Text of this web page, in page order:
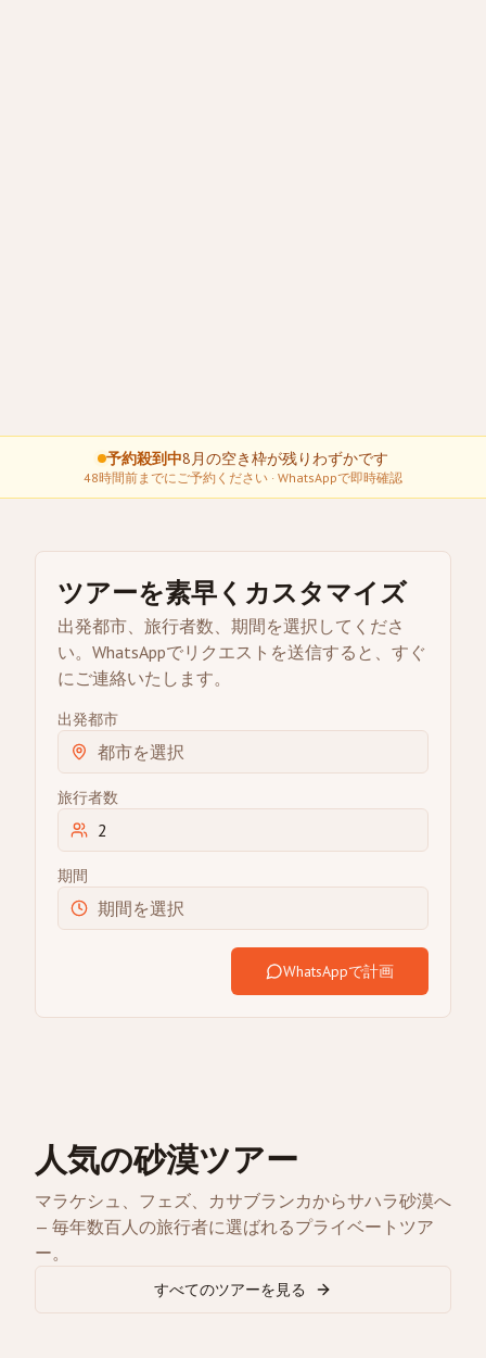
予約殺到中8月の空き枠が残りわずかです
48時間前までにご予約ください · WhatsAppで即時確認
ツアーを素早くカスタマイズ
出発都市、旅行者数、期間を選択してくださ
い。WhatsAppでリクエストを送信すると、すぐ
にご連絡いたします。
出発都市
旅行者数
期間
WhatsAppで計画
人気の砂漠ツアー
マラケシュ、フェズ、カサブランカからサハラ砂漠へ
— 毎年数百人の旅行者に選ばれるプライベートツア
ー。
すべてのツアーを見る